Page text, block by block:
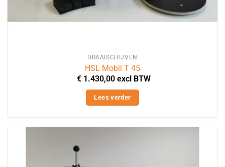
DRAAISCHIJVEN
HSL Mobil T 45
€1.430,00 excl BTW
Lees verder